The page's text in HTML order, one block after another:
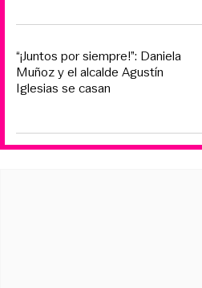
“¡Juntos por siempre!”: Daniela
Muñoz y el alcalde Agustín
Iglesias se casan